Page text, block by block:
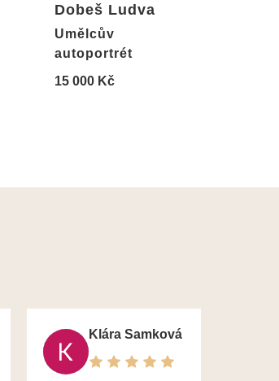
Dobeš Ludva
Umělcův
autoportrét
15 000 Kč
Klára Samková